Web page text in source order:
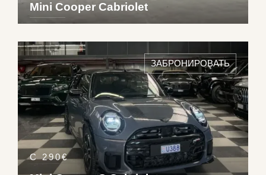
Mini Cooper Cabriolet
4 2 2 Pet
193
km/h
ЗАБРОНИРОВАТЬ
С 290€